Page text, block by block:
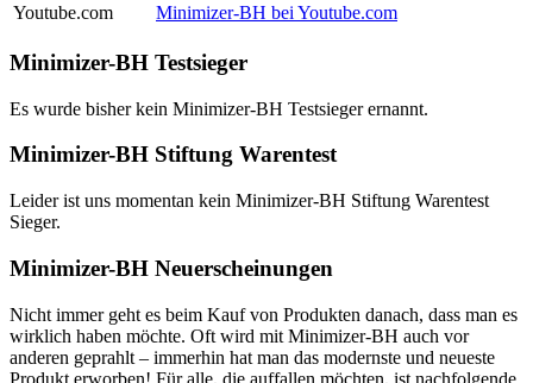
Youtube.com
Minimizer-BH bei Youtube.com
Minimizer-BH Testsieger
Es wurde bisher kein Minimizer-BH Testsieger ernannt.
Minimizer-BH Stiftung Warentest
Leider ist uns momentan kein Minimizer-BH Stiftung Warentest
Sieger.
Minimizer-BH Neuerscheinungen
Nicht immer geht es beim Kauf von Produkten danach, dass man es
wirklich haben möchte. Oft wird mit Minimizer-BH auch vor
anderen geprahlt – immerhin hat man das modernste und neueste
Produkt erworben! Für alle, die auffallen möchten, ist nachfolgende